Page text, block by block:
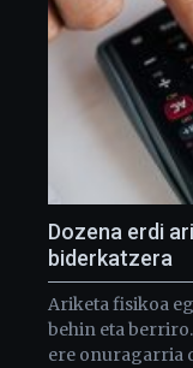
Dozena erdi
biderkatzera
Ariketa fisikoa
behin eta
ere onuragarria